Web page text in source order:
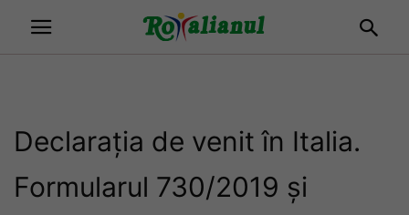
Declarația de venit în Italia.
Formularul 730/2019 și